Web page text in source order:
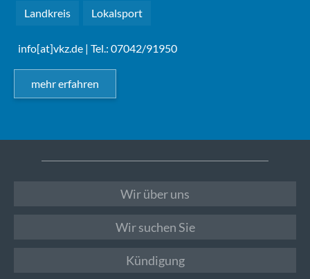
Landkreis Lokalsport
info[at]vkz.de | Tel.: 07042/91950
mehr erfahren
Wir über uns
Wir suchen Sie
Kündigung